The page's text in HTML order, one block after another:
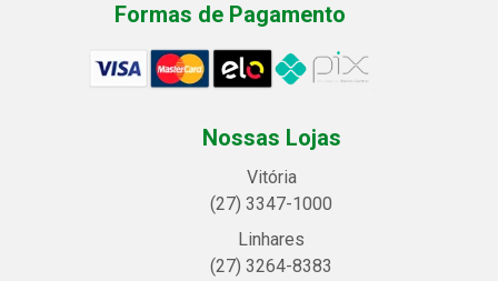
Formas de Pagamento
Nossas Lojas
Vitória
(27) 3347-1000
Linhares
(27) 3264-8383